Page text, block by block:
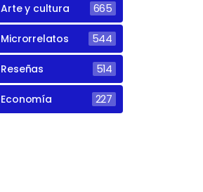
Arte y cultura 665
Microrrelatos 544
Reseñas 514
Economía 227